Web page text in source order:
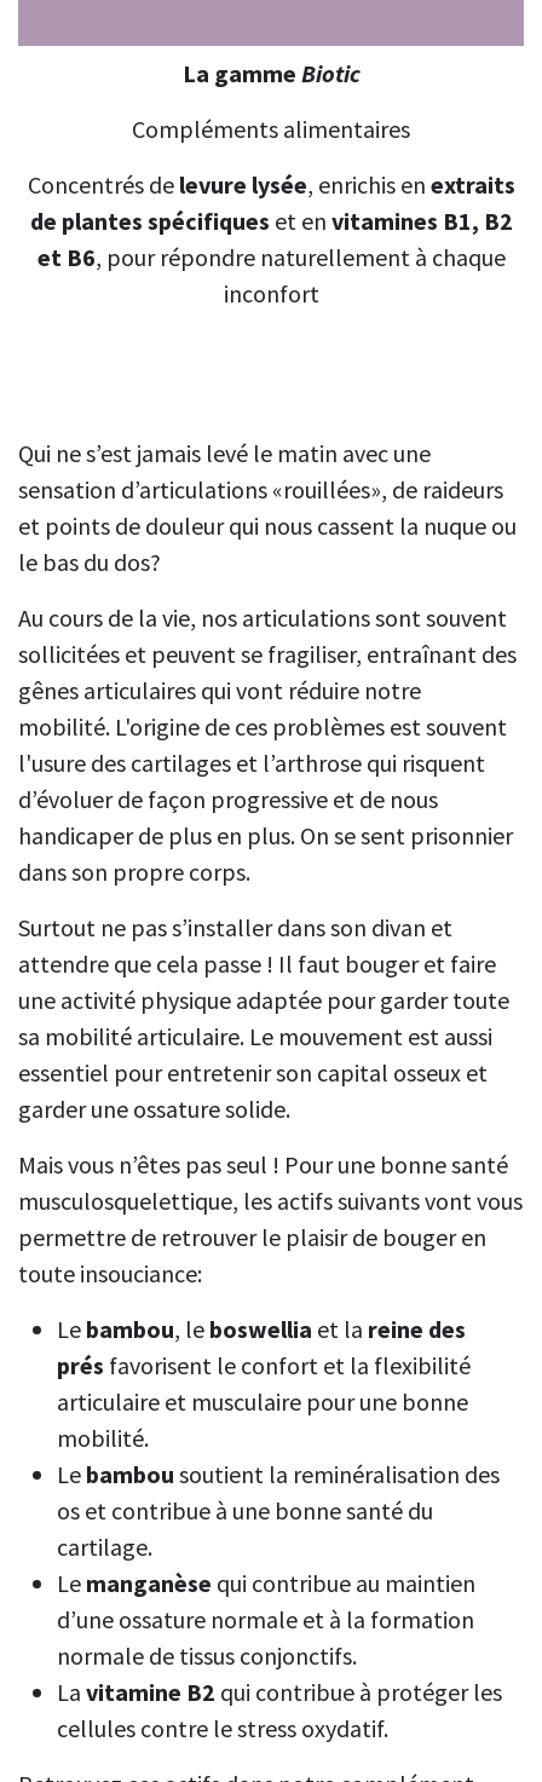
La gamme Biotic
Compléments alimentaires
Concentrés delevure lysée, enrichis en extraits
de plantes spécifiques et en vitamines B1, B2
et B6, pour répondre naturellement à chaque
inconfort
Qui ne s’est jamais levé le matin avec une
sensation d’articulations «rouillées», de raideurs
et points de douleur qui nous cassent la nuque ou
le bas du dos?
Au cours de la vie, nos articulations sont souvent
sollicitées et peuvent se fragiliser, entraînant des
gênes articulaires qui vont réduire notre
mobilité. L'origine de ces problèmes est souvent
l'usure des cartilages et l’arthrose qui risquent
d’évoluer de façon progressive et de nous
handicaper de plus en plus. On se sent prisonnier
dans son propre corps.
Surtout ne pas s’installer dans son divan et
attendre que cela passe ! Il faut bouger et faire
une activité physique adaptée pour garder toute
sa mobilité articulaire. Le mouvement est aussi
essentiel pour entretenir son capital osseux et
garder une ossature solide.
Mais vous n’êtes pas seul ! Pour une bonne santé
musculosquelettique, les actifs suivants vont vous
permettre de retrouver le plaisir de bouger en
toute insouciance:
Le bambou, le boswellia et la reine des
prés favorisent le confort et la flexibilité
articulaire et musculaire pour une bonne
mobilité.
Le bambou soutient la reminéralisation des
os et contribue à une bonne santé du
cartilage.
Le manganèse qui contribue au maintien
d’une ossature normale et à la formation
normale de tissus conjonctifs.
La vitamine B2 qui contribue à protéger les
cellules contre le stress oxydatif.